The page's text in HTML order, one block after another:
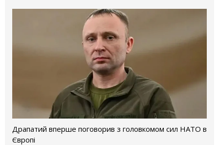
Драпатий вперше поговорив з головкомом сил НАТО в
Європі